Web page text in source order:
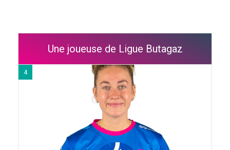
Une joueuse de Ligue Butagaz
4